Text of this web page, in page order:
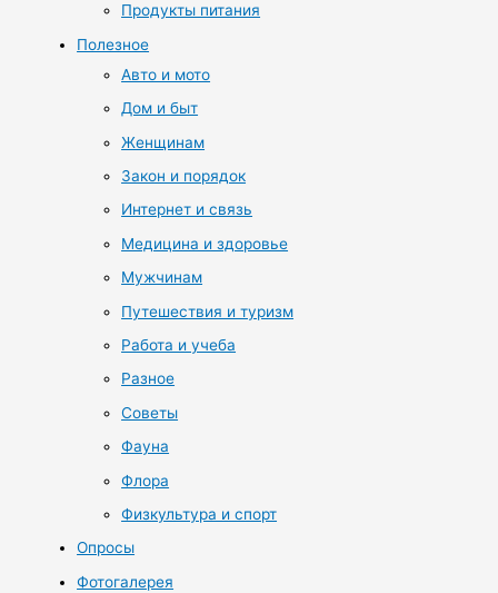
Продукты питания
Полезное
Авто и мото
Дом и быт
Женщинам
Закон и порядок
Интернет и связь
Медицина и здоровье
Мужчинам
Путешествия и туризм
Работа и учеба
Разное
Советы
Фауна
Флора
Физкультура и спорт
Опросы
Фотогалерея